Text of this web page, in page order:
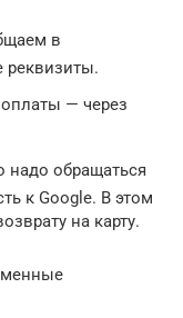
в
реквизиты.
— через
надо обращаться
к Google. В этом
на карту.